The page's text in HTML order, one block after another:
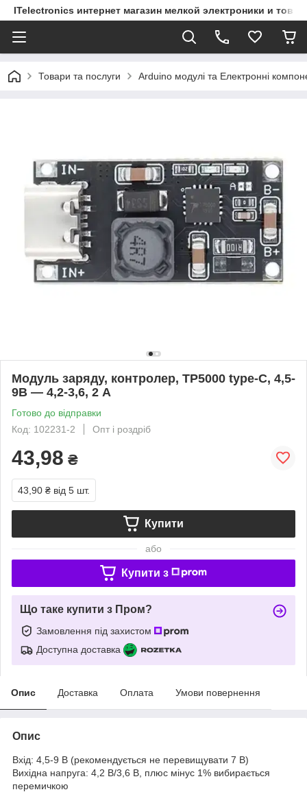
ITelectronics интернет магазин мелкой электроники и
Товари та послуги Arduino модулі та Електронні
Модуль заряду, контролер, TP5000 type-C, 4,5-
9В — 4,2-3,6, 2 А
Готово до відправки
Код: 102231-2
Опт і роздріб
43,98 ₴
43,90 ₴ від 5 шт.
Купити
або
Купити з
Що таке купити з Пром?
Замовлення під захистом
Доступна доставка
Опис Доставка Оплата Умови повернення
Опис
Вхід: 4,5-9 В (рекомендується не перевищувати 7 В)
Вихідна напруга: 4,2 В/3,6 В, плюс мінус 1% вибирається
перемичкою